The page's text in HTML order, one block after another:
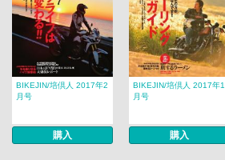
BIKEJIN/培倶人 2017年2
月号
購入
BIKEJIN/培倶人 2017年1
月号
購入